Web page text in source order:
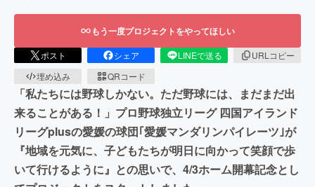
もう一度プロジェクトをやってほしい
ポスト シェア LINEで送る
URLコピー
埋め込み
QRコード
「私たちには野球しかない。ただ野球には、まだまだ出
来ることがある！」プロ野球独立リーグ 四国アイランド
リーグplusの愛媛の球団｢愛媛マンダリンパイレーツ｣が
『地域を元気に、子どもたちが明日に向かって笑顔で歩
いて行けるように』との思いで、4/3ホーム開幕記念とし